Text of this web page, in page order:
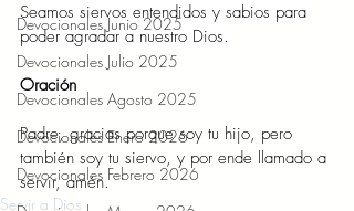
Devocionales Junio 2025
Devocionales Julio 2025
Devocionales Agosto 2025
Devocionales Enero 2026
Devocionales Febrero 2026
Seamos siervos entendidos y sabios para
poder agradar a nuestro Dios.
Oración
Padre, gracias porque soy tu hijo, pero
también soy tu siervo, y por ende llamado a
servir, amén.
Servir a Dios